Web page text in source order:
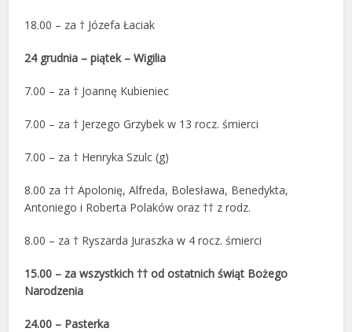
18.00 – za † Józefa Łaciak
24 grudnia – piątek – Wigilia
7.00 – za † Joannę Kubieniec
7.00 – za † Jerzego Grzybek w 13 rocz. śmierci
7.00 – za † Henryka Szulc (g)
8.00 za †† Apolonię, Alfreda, Bolesława, Benedykta,
Antoniego i Roberta Polaków oraz †† z rodz.
8.00 – za † Ryszarda Juraszka w 4 rocz. śmierci
15.00 – za wszystkich †† od ostatnich świąt Bożego
Narodzenia
24.00 – Pasterka